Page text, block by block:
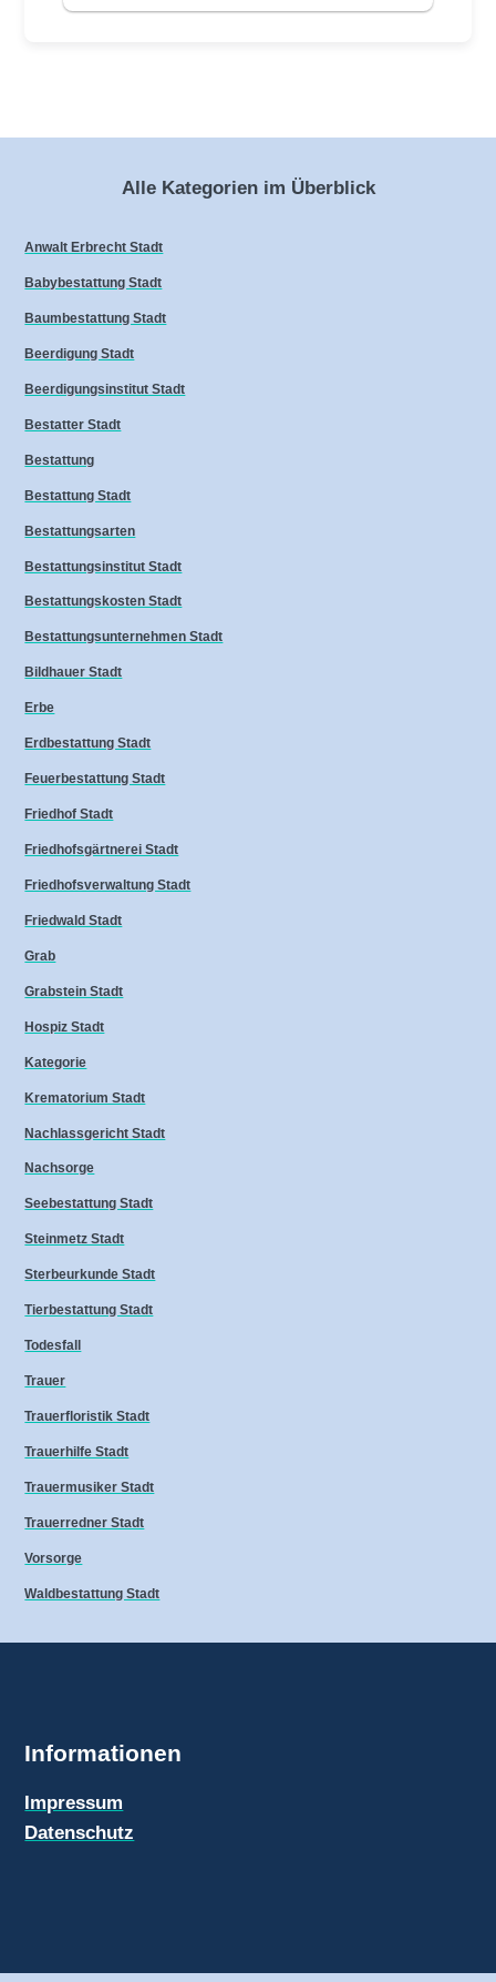
Alle Kategorien im Überblick
Anwalt Erbrecht Stadt
Babybestattung Stadt
Baumbestattung Stadt
Beerdigung Stadt
Beerdigungsinstitut Stadt
Bestatter Stadt
Bestattung
Bestattung Stadt
Bestattungsarten
Bestattungsinstitut Stadt
Bestattungskosten Stadt
Bestattungsunternehmen Stadt
Bildhauer Stadt
Erbe
Erdbestattung Stadt
Feuerbestattung Stadt
Friedhof Stadt
Friedhofsgärtnerei Stadt
Friedhofsverwaltung Stadt
Friedwald Stadt
Grab
Grabstein Stadt
Hospiz Stadt
Kategorie
Krematorium Stadt
Nachlassgericht Stadt
Nachsorge
Seebestattung Stadt
Steinmetz Stadt
Sterbeurkunde Stadt
Tierbestattung Stadt
Todesfall
Trauer
Trauerfloristik Stadt
Trauerhilfe Stadt
Trauermusiker Stadt
Trauerredner Stadt
Vorsorge
Waldbestattung Stadt
Informationen
Impressum
Datenschutz